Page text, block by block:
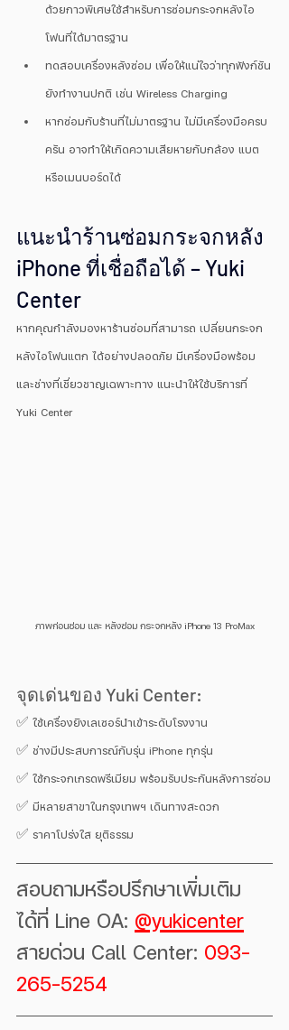
ด้วยกาวพิเศษใช้สำหรับการซ่อมกระจกหลังไอ
โฟนที่ได้มาตรฐาน
ทดสอบเครื่องหลังซ่อม เพื่อให้แน่ใจว่าทุกฟังก์ชัน
ยังทำงานปกติ เช่น Wireless Charging
หากซ่อมกับร้านที่ไม่มาตรฐาน ไม่มีเครื่องมือครบ
ครัน อาจทำให้เกิดความเสียหายกับกล้อง แบต
หรือเมนบอร์ดได้
แนะนำร้านซ่อมกระจกหลัง
iPhone ที่เชื่อถือได้ – Yuki
Center
หากคุณกำลังมองหาร้านซ่อมที่สามารถ เปลี่ยนกระจก
หลังไอโฟนแตก ได้อย่างปลอดภัย มีเครื่องมือพร้อม
และช่างที่เชี่ยวชาญเฉพาะทาง แนะนำให้ใช้บริการที่
Yuki Center
ภาพก่อนซ่อม และ หลังซ่อม กระจกหลัง iPhone 13 ProMax
จุดเด่นของ Yuki Center:
✅ ใช้เครื่องยิงเลเซอร์นำเข้าระดับโรงงาน
✅ ช่างมีประสบการณ์กับรุ่น iPhone ทุกรุ่น
✅ ใช้กระจกเกรดพรีเมียม พร้อมรับประกันหลังการซ่อม
✅ มีหลายสาขาในกรุงเทพฯ เดินทางสะดวก
✅ ราคาโปร่งใส ยุติธรรม
สอบถามหรือปรึกษาเพิ่มเติม
ได้ที่ Line OA: @yukicenter
สายด่วน Call Center: 093-
265-5254